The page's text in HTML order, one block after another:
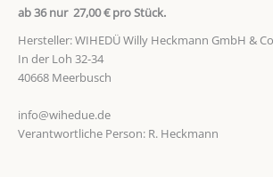
ab 36 nur 27,00€pro Stück.
Hersteller:WIHEDÜ Willy Heckmann GmbH &
In der Loh 32-34
40668 Meerbusch
info@wihedue.de
Verantwortliche Person: R. Heckmann